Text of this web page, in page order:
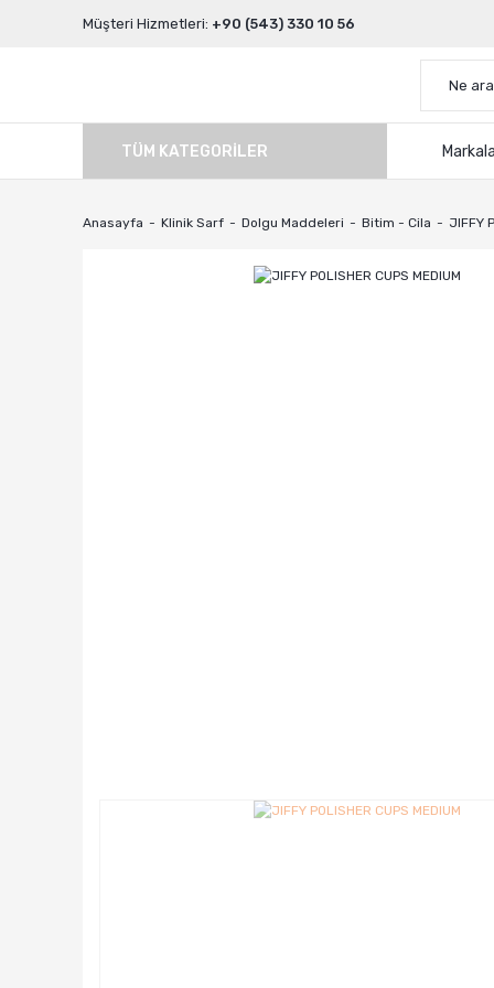
Müşteri Hizmetleri: +90 (543) 330 10 56
TÜM KATEGORILER
Anasayfa Klinik Sarf Dolgu Maddeleri Bitim - Cila JIFFY